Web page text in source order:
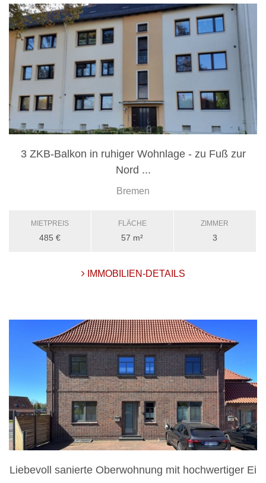
3 ZKB-Balkon in ruhiger Wohnlage - zu Fuß zur
Nord ...
Bremen
MIETPREIS
485 €
FLÄCHE
57 m²
ZIMMER
3
IMMOBILIEN-DETAILS
Liebevoll sanierte Oberwohnung mit hochwertiger Ei